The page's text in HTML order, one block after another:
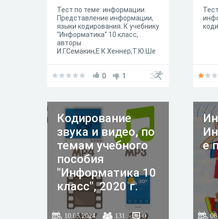
Тест по теме: информации.
Представление информации,
языки кодирования. К учебнику
"Информатика" 10 класс,
авторы
И.Г.Семакин,Е.К.Хеннер,Т.Ю.Ше
0 1
Кодирование
звука и видео, по
темам учебного
пособия
"Информатика 10
класс", 2020 г.
10.05.2024 131 0
е